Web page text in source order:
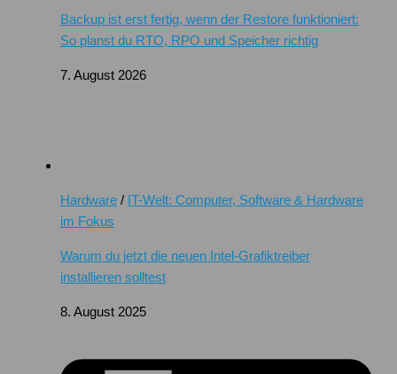
Backup ist erst fertig, wenn der Restore funktioniert:
So planst du RTO, RPO und Speicher richtig
7. August 2026
Hardware / IT-Welt: Computer, Software & Hardware
im Fokus
Warum du jetzt die neuen Intel-Grafiktreiber
installieren solltest
8. August 2025